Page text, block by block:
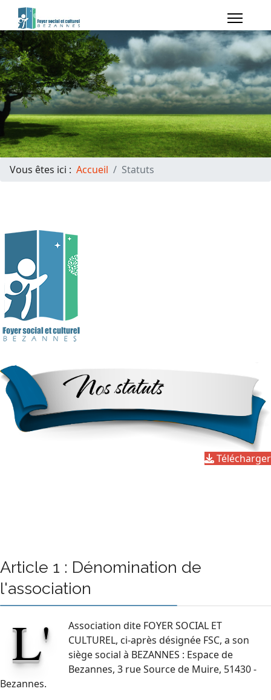
Vous êtes ici : Accueil Statuts
Télécharger
Article 1 : Dénomination de
l'association
L'
Association dite FOYER SOCIAL ET
CULTUREL, ci-après désignée FSC, a son
siège social à BEZANNES : Espace de
Bezannes, 3 rue Source de Muire, 51430 -
Bezannes.